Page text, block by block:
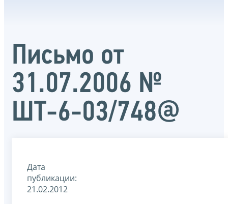
Письмо от
31.07.2006 №
ШТ-6-03/748@
Дата
публикации:
21.02.2012